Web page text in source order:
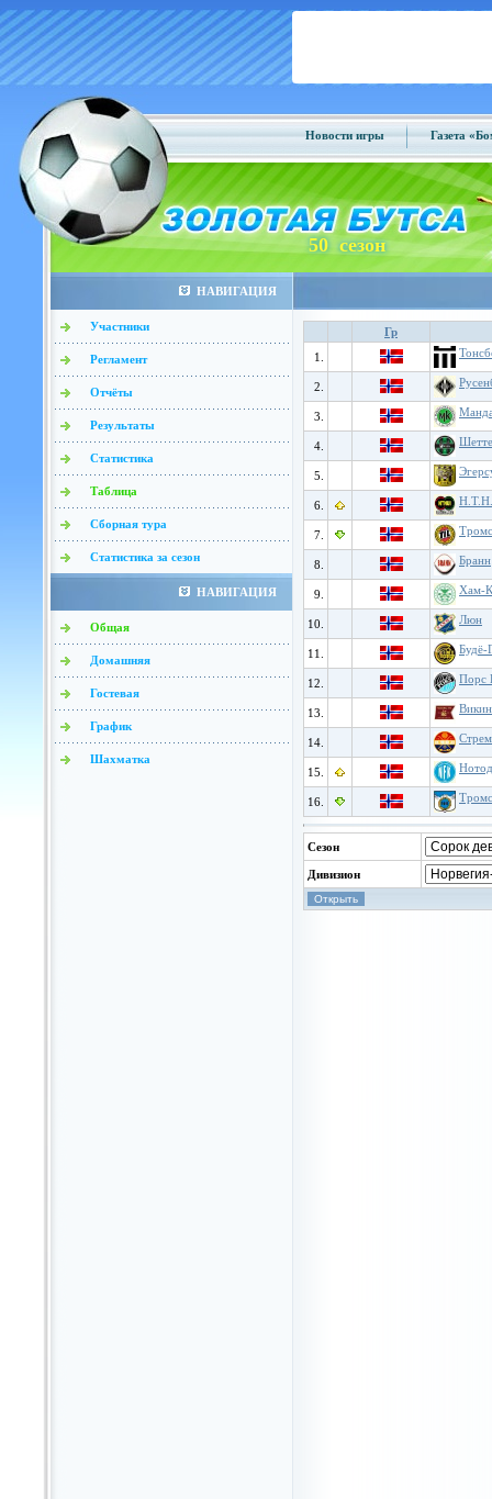
Новости игры Газета
50 сезон
НАВИГАЦИЯ
Участники
Регламент
Отчёты
Результаты
Статистика
Таблица
Сборная тура
Статистика за сезон
НАВИГАЦИЯ
Общая
Домашняя
Гостевая
График
Шахматка
Гр
1.
2.
3.
4.
5.
6.
7.
8. Бранн
9. Хам-
10. Люн
11. Будё-
12. Порс
13.
14.
15.
16.
Сезон
Дивизион